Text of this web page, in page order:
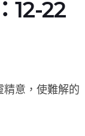
12-22
意，使難解的